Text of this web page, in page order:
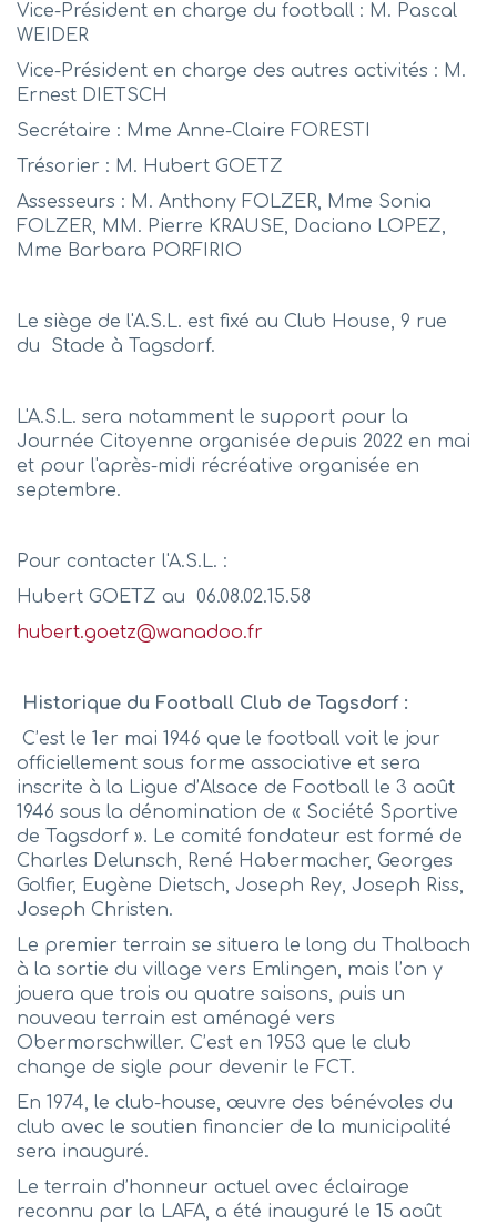
Vice-Président en charge du football : M. Pascal
WEIDER
Vice-Président en charge des autres activités : M.
Ernest DIETSCH
Secrétaire : Mme Anne-Claire FORESTI
Trésorier : M. Hubert GOETZ
Assesseurs : M. Anthony FOLZER, Mme Sonia
FOLZER, MM. Pierre KRAUSE, Daciano LOPEZ,
Mme Barbara PORFIRIO
Le siège de l'A.S.L. est fixé au Club House, 9 rue
du Stade à Tagsdorf.
L'A.S.L. sera notamment le support pour la
Journée Citoyenne organisée depuis 2022 en mai
et pour l'après-midi récréative organisée en
septembre.
Pour contacter l'A.S.L. :
Hubert GOETZ au 06.08.02.15.58
hubert.goetz@wanadoo.fr
Historique du Football Club de Tagsdorf :
C’est le 1er mai 1946 que le football voit le jour
officiellement sous forme associative et sera
inscrite à la Ligue d’Alsace de Football le 3 août
1946 sous la dénomination de « Société Sportive
de Tagsdorf ». Le comité fondateur est formé de
Charles Delunsch, René Habermacher, Georges
Golfier, Eugène Dietsch, Joseph Rey, Joseph Riss,
Joseph Christen.
Le premier terrain se situera le long du Thalbach
à la sortie du village vers Emlingen, mais l’on y
jouera que trois ou quatre saisons, puis un
nouveau terrain est aménagé vers
Obermorschwiller. C’est en 1953 que le club
change de sigle pour devenir le FCT.
En 1974, le club-house, œuvre des bénévoles du
club avec le soutien financier de la municipalité
sera inauguré.
Le terrain d’honneur actuel avec éclairage
reconnu par la LAFA, a été inauguré le 15 août